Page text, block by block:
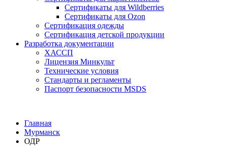
Сертификаты для Wildberries
Сертификаты для Ozon
Сертификация одежды
Сертификация детской продукции
Разработка документации
ХАССП
Лицензия Минкульт
Технические условия
Стандарты и регламенты
Паспорт безопасности MSDS
Главная
Мурманск
ОДР